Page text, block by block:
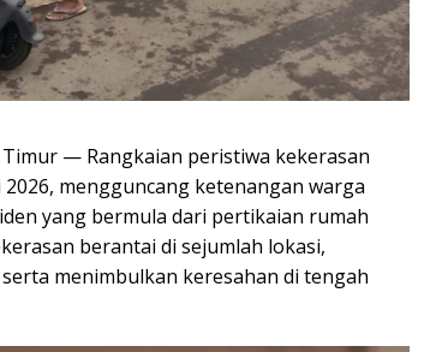
— Rangkaian peristiwa kekerasan
mengguncang ketenangan warga
yang bermula dari pertikaian rumah
berantai di sejumlah lokasi,
menimbulkan keresahan di tengah